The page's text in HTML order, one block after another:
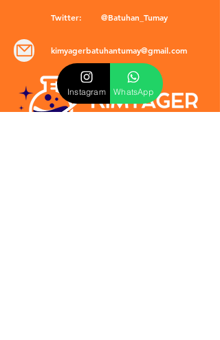
Twitter: @Batuhan_Tumay
kimyagerbatuhantumay@gmail.com
Instagram WhatsApp